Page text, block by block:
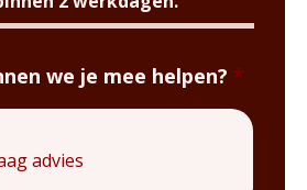
we je mee helpen? *
advies